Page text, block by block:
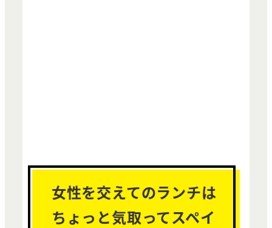
女性を交えてのランチは
ちょっと気取ってスペイ